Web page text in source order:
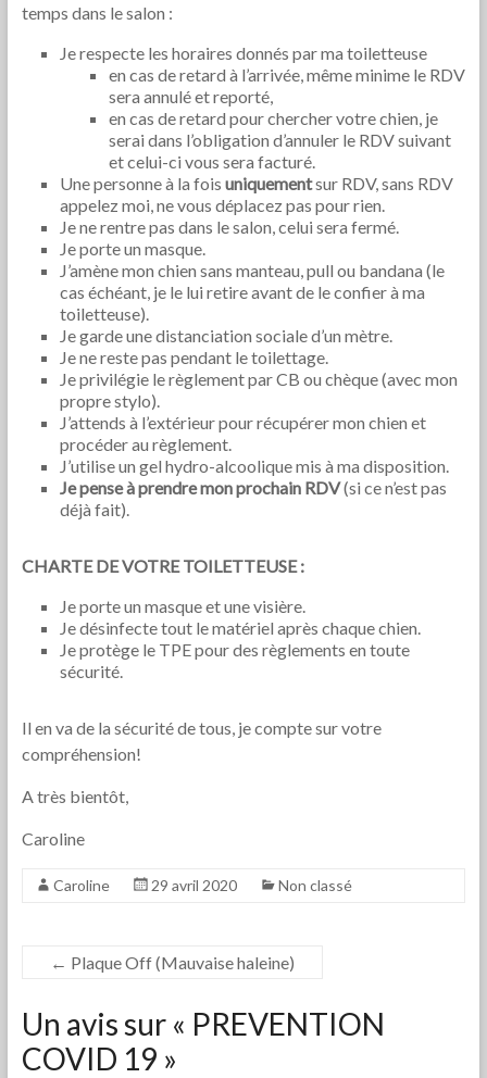
temps dans le salon :
Je respecte les horaires donnés par ma toiletteuse
en cas de retard à l’arrivée, même minime le RDV
sera annulé et reporté,
en cas de retard pour chercher votre chien, je
serai dans l’obligation d’annuler le RDV suivant
et celui-ci vous sera facturé.
Une personne à la fois uniquementsur RDV, sans RDV
appelez moi, ne vous déplacez pas pour rien.
Je ne rentre pas dans le salon, celui sera fermé.
Je porte un masque.
J’amène mon chien sans manteau, pull ou bandana (le
cas échéant, je le lui retire avant de le confier à ma
toiletteuse).
Je garde une distanciation sociale d’un mètre.
Je ne reste pas pendant le toilettage.
Je privilégie le règlement par CB ou chèque (avec mon
propre stylo).
J’attends à l’extérieur pour récupérer mon chien et
procéder au règlement.
J’utilise un gel hydro-alcoolique mis à ma disposition.
Je pense à prendre mon prochain RDV(si ce n’est pas
déjà fait).
CHARTE DE VOTRE TOILETTEUSE :
Je porte un masque et une visière.
Je désinfecte tout le matériel après chaque chien.
Je protège le TPE pour des règlements en toute
sécurité.
Il en va de la sécurité de tous, je compte sur votre
compréhension!
A très bientôt,
Caroline
Caroline 29 avril 2020 Non classé
← Plaque Off (Mauvaise haleine)
Un avis sur « PREVENTION
COVID 19 »